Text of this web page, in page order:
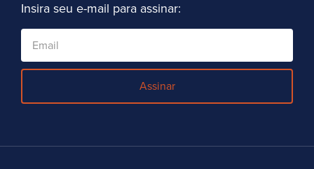
Insira seu e-mail para assinar:
Assinar